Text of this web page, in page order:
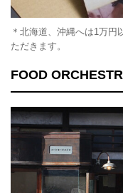
＊北海道、沖縄へは1万
ただきます。
FOOD